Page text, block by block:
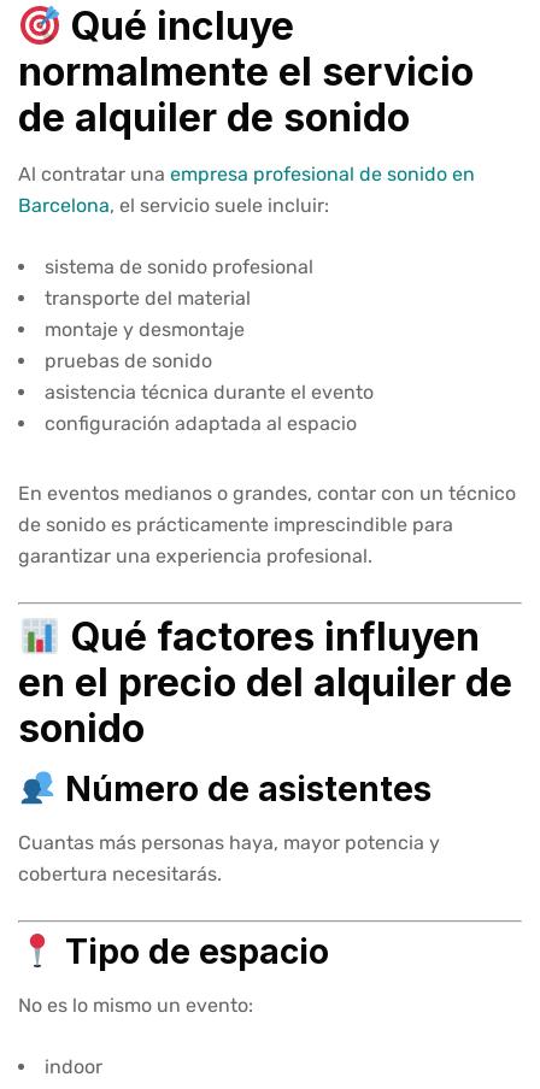
Qué incluye
normalmente el servicio
de alquiler de sonido
Al contratar una empresa profesional de sonido en
Barcelona, el servicio suele incluir:
sistema de sonido profesional
transporte del material
montaje y desmontaje
pruebas de sonido
asistencia técnica durante el evento
configuración adaptada al espacio
En eventos medianos o grandes, contar con un técnico
de sonido es prácticamente imprescindible para
garantizar una experiencia profesional.
Qué factores influyen
en el precio del alquiler de
sonido
Número de asistentes
Cuantas más personas haya, mayor potencia y
cobertura necesitarás.
Tipo de espacio
No es lo mismo un evento:
indoor